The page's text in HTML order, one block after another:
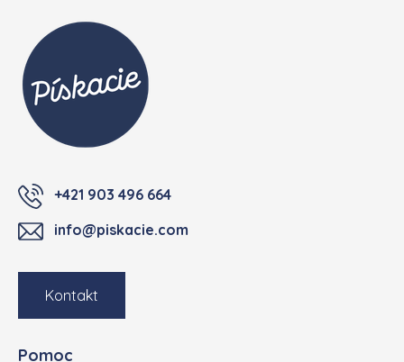
+421 903 496 664
info@piskacie.com
Kontakt
Pomoc